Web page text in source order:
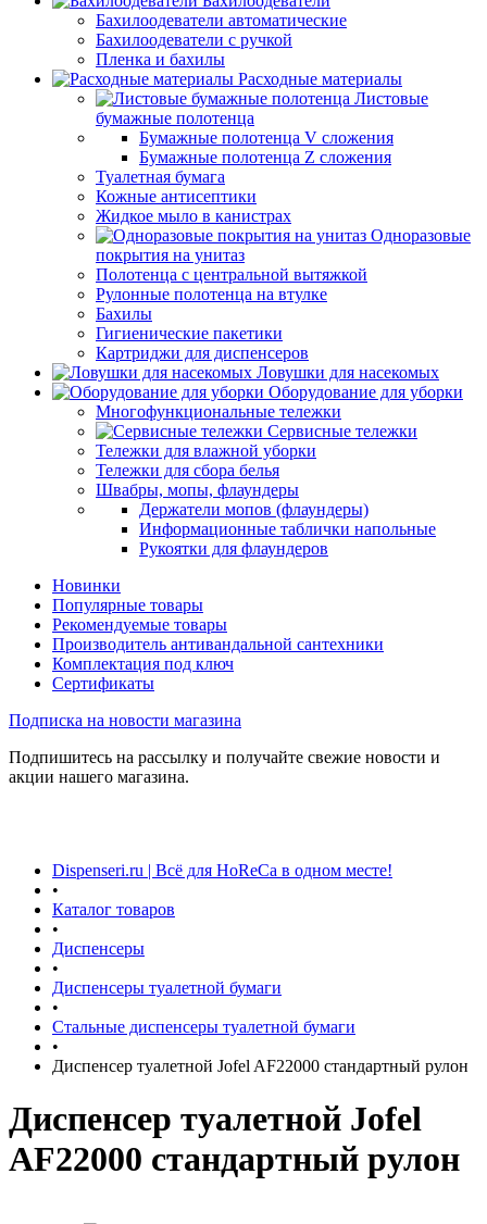
Бахилоодеватели автоматические
Бахилоодеватели с ручкой
Пленка и бахилы
Расходные материалы
Листовые
бумажные полотенца
Бумажные полотенца V сложения
Бумажные полотенца Z сложения
Туалетная бумага
Кожные антисептики
Жидкое мыло в канистрах
Одноразовые
покрытия на унитаз
Полотенца с центральной вытяжкой
Рулонные полотенца на втулке
Бахилы
Гигиенические пакетики
Картриджи для диспенсеров
Ловушки для насекомых
Оборудование для уборки
Многофункциональные тележки
Сервисные тележки
Тележки для влажной уборки
Тележки для сбора белья
Швабры, мопы, флаундеры
Держатели мопов (флаундеры)
Информационные таблички напольные
Рукоятки для флаундеров
Новинки
Популярные товары
Рекомендуемые товары
Производитель антивандальной сантехники
Комплектация под ключ
Сертификаты
Подписка на новости магазина
Подпишитесь на рассылку и получайте свежие новости и
акции нашего магазина.
Dispenseri.ru | Всё для HoReCa в одном месте!
•
Каталог товаров
•
Диспенсеры
•
Диспенсеры туалетной бумаги
•
Стальные диспенсеры туалетной бумаги
•
Диспенсер туалетной Jofel AF22000 стандартный рулон
Диспенсер туалетной Jofel
AF22000 стандартный рулон